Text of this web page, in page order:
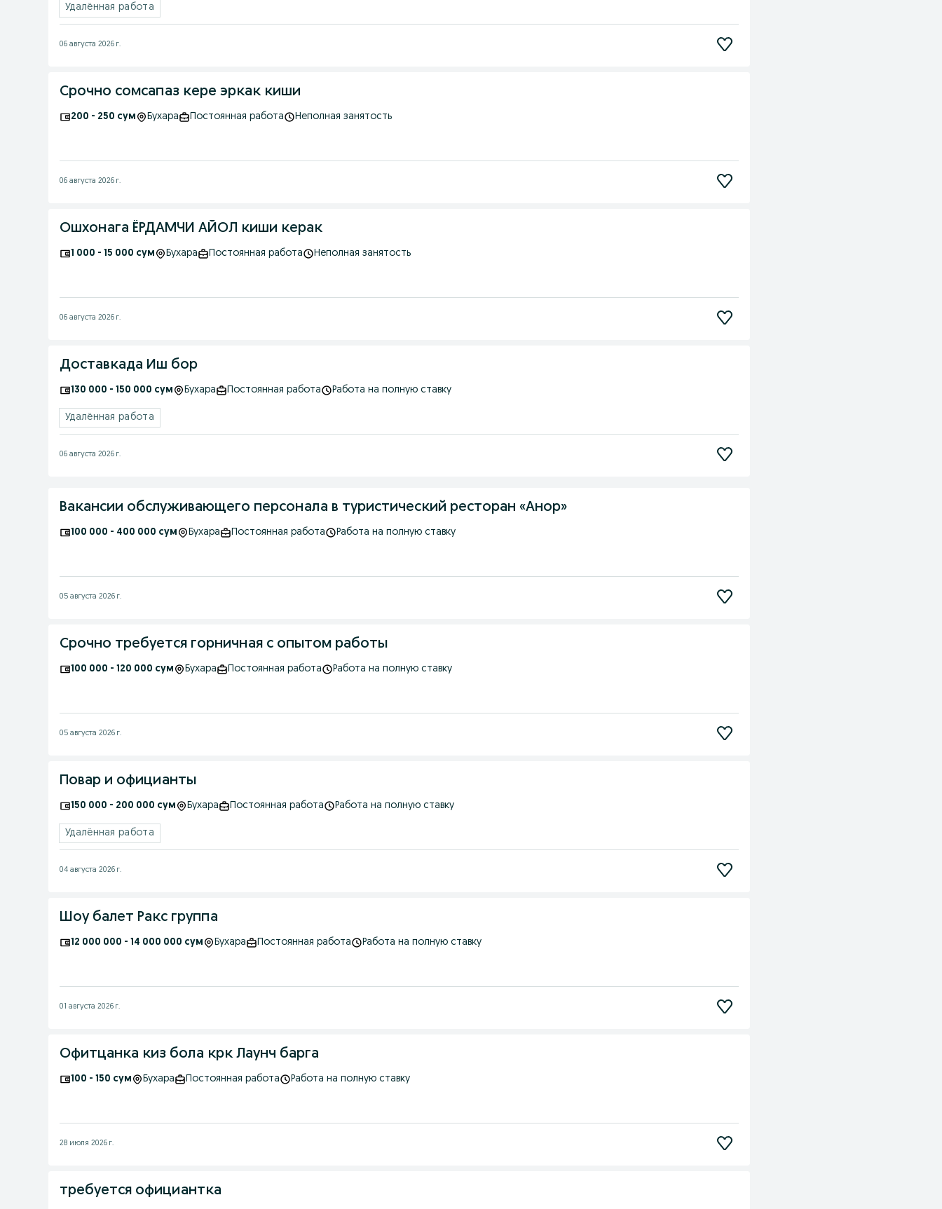
Удалённая работа
06 августа 2026 г.
Срочно сомсапаз кере эркак киши
200 - 250 сум Бухара Постоянная работа Неполная занятость
06 августа 2026 г.
Ошхонага ЁРДАМЧИ АЙОЛ киши керак
1 000 - 15 000 сум Бухара Постоянная работа Неполная занятость
06 августа 2026 г.
Доставкада Иш бор
130 000 - 150 000 сум Бухара Постоянная работа Работа на полную ставку
Удалённая работа
06 августа 2026 г.
Вакансии обслуживающего персонала в туристический ресторан «Анор»
100 000 - 400 000 сум Бухара Постоянная работа Работа на полную ставку
05 августа 2026 г.
Срочно требуется горничная с опытом работы
100 000 - 120 000 сум Бухара Постоянная работа Работа на полную ставку
05 августа 2026 г.
Повар и официанты
150 000 - 200 000 сум Бухара Постоянная работа Работа на полную ставку
Удалённая работа
04 августа 2026 г.
Шоу балет Ракс группа
12 000 000 - 14 000 000 сум Бухара Постоянная работа Работа на полную ставку
01 августа 2026 г.
Офитцанка киз бола крк Лаунч барга
100 - 150 сум Бухара Постоянная работа Работа на полную ставку
28 июля 2026 г.
требуется официантка